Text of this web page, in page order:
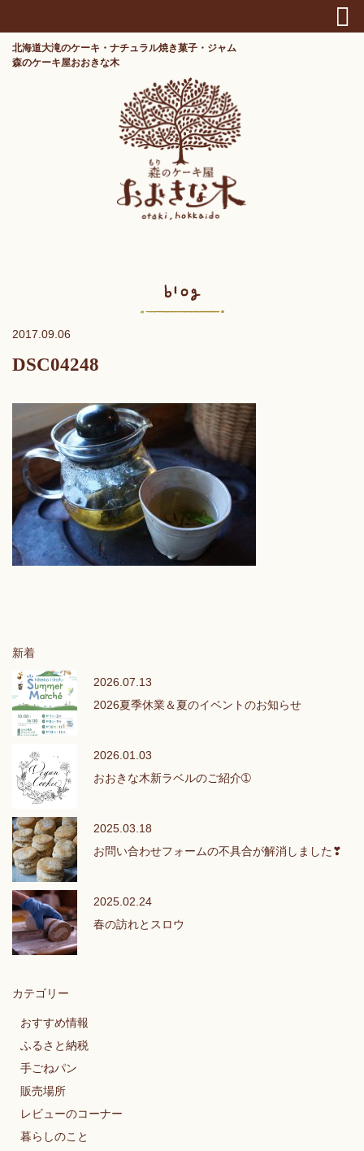
北海道大滝のケーキ・ナチュラル焼き菓子・ジャム
森のケーキ屋おおきな木
2017.09.06
DSC04248
新着
2026.07.13
2026夏季休業＆夏のイベントのお知らせ
2026.01.03
おおきな木新ラベルのご紹介➀
2025.03.18
お問い合わせフォームの不具合が解消しました❣
2025.02.24
春の訪れとスロウ
カテゴリー
おすすめ情報
ふるさと納税
手ごねパン
販売場所
レビューのコーナー
暮らしのこと